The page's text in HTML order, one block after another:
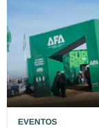
EVENTOS